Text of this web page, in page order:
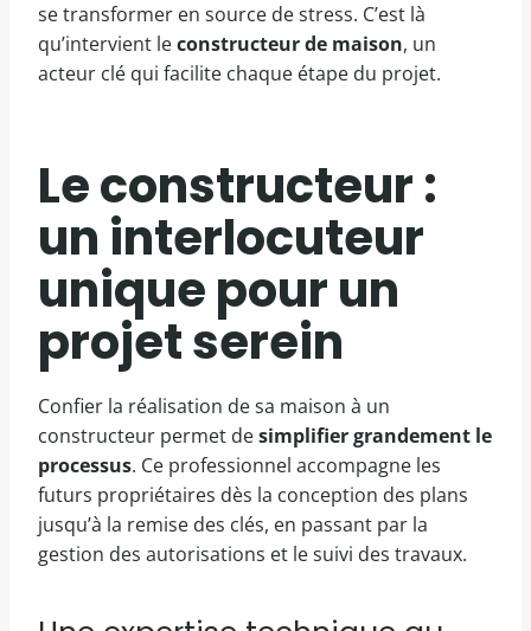
se transformer en source de stress. C’est là
qu’intervient leconstructeur de maison, un
acteur clé qui facilite chaque étape du projet.
Le constructeur :
un interlocuteur
unique pour un
projet serein
Confier la réalisation de sa maison à un
constructeur permet desimplifier grandement le
processus. Ce professionnel accompagne les
futurs propriétaires dès la conception des plans
jusqu’à la remise des clés, en passant par la
gestion des autorisations et le suivi des travaux.